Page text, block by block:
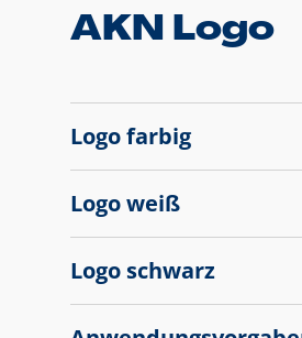
AKN Logo
Logo farbig
Logo weiß
Logo schwarz